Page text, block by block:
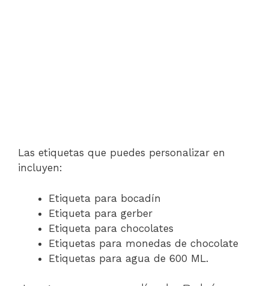
Las etiquetas que puedes personalizar en
incluyen:
Etiqueta para bocadín
Etiqueta para gerber
Etiqueta para chocolates
Etiquetas para monedas de chocolate
Etiquetas para agua de 600 ML.